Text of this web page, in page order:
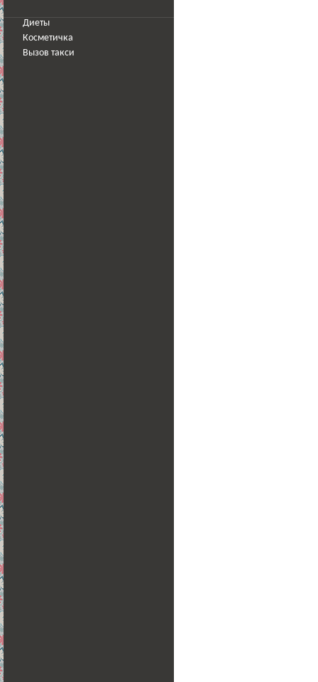
Диеты
Косметичка
Вызов такси